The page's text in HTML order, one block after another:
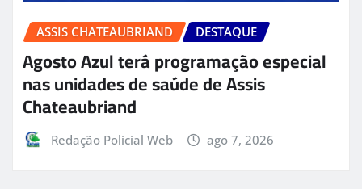
ASSIS CHATEAUBRIAND DESTAQUE
Agosto Azul terá programação especial
nas unidades de saúde de Assis
Chateaubriand
Redação Policial Web ago 7, 2026